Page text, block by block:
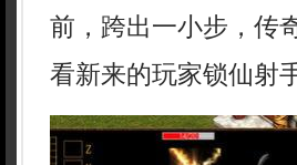
前，跨出一小步，传
看新来的玩家锁仙射